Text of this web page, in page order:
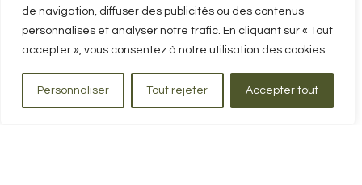
de navigation, diffuser des publicités ou des contenus
personnalisés et analyser notre trafic. En cliquant sur « Tout
accepter », vous consentez à notre utilisation des cookies.
Personnaliser Tout rejeter Accepter tout
Pontoise
 accueil@sportsetpaysages.com